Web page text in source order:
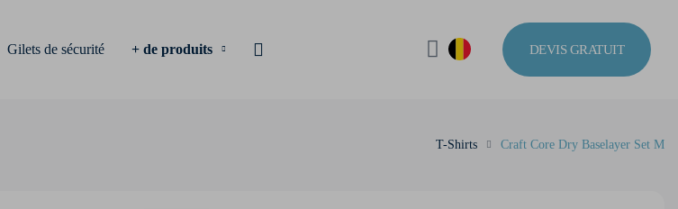
Gilets de sécurité + de produits DEVIS GRATUIT
T-Shirts Craft Core Dry Baselayer Set M